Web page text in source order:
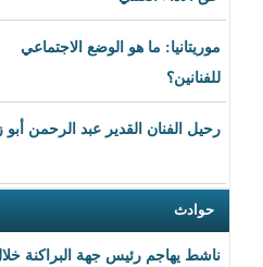
الوضع الاجتماعي
عبد الرحمن أبو زهرة
جهة البراكنة خلال